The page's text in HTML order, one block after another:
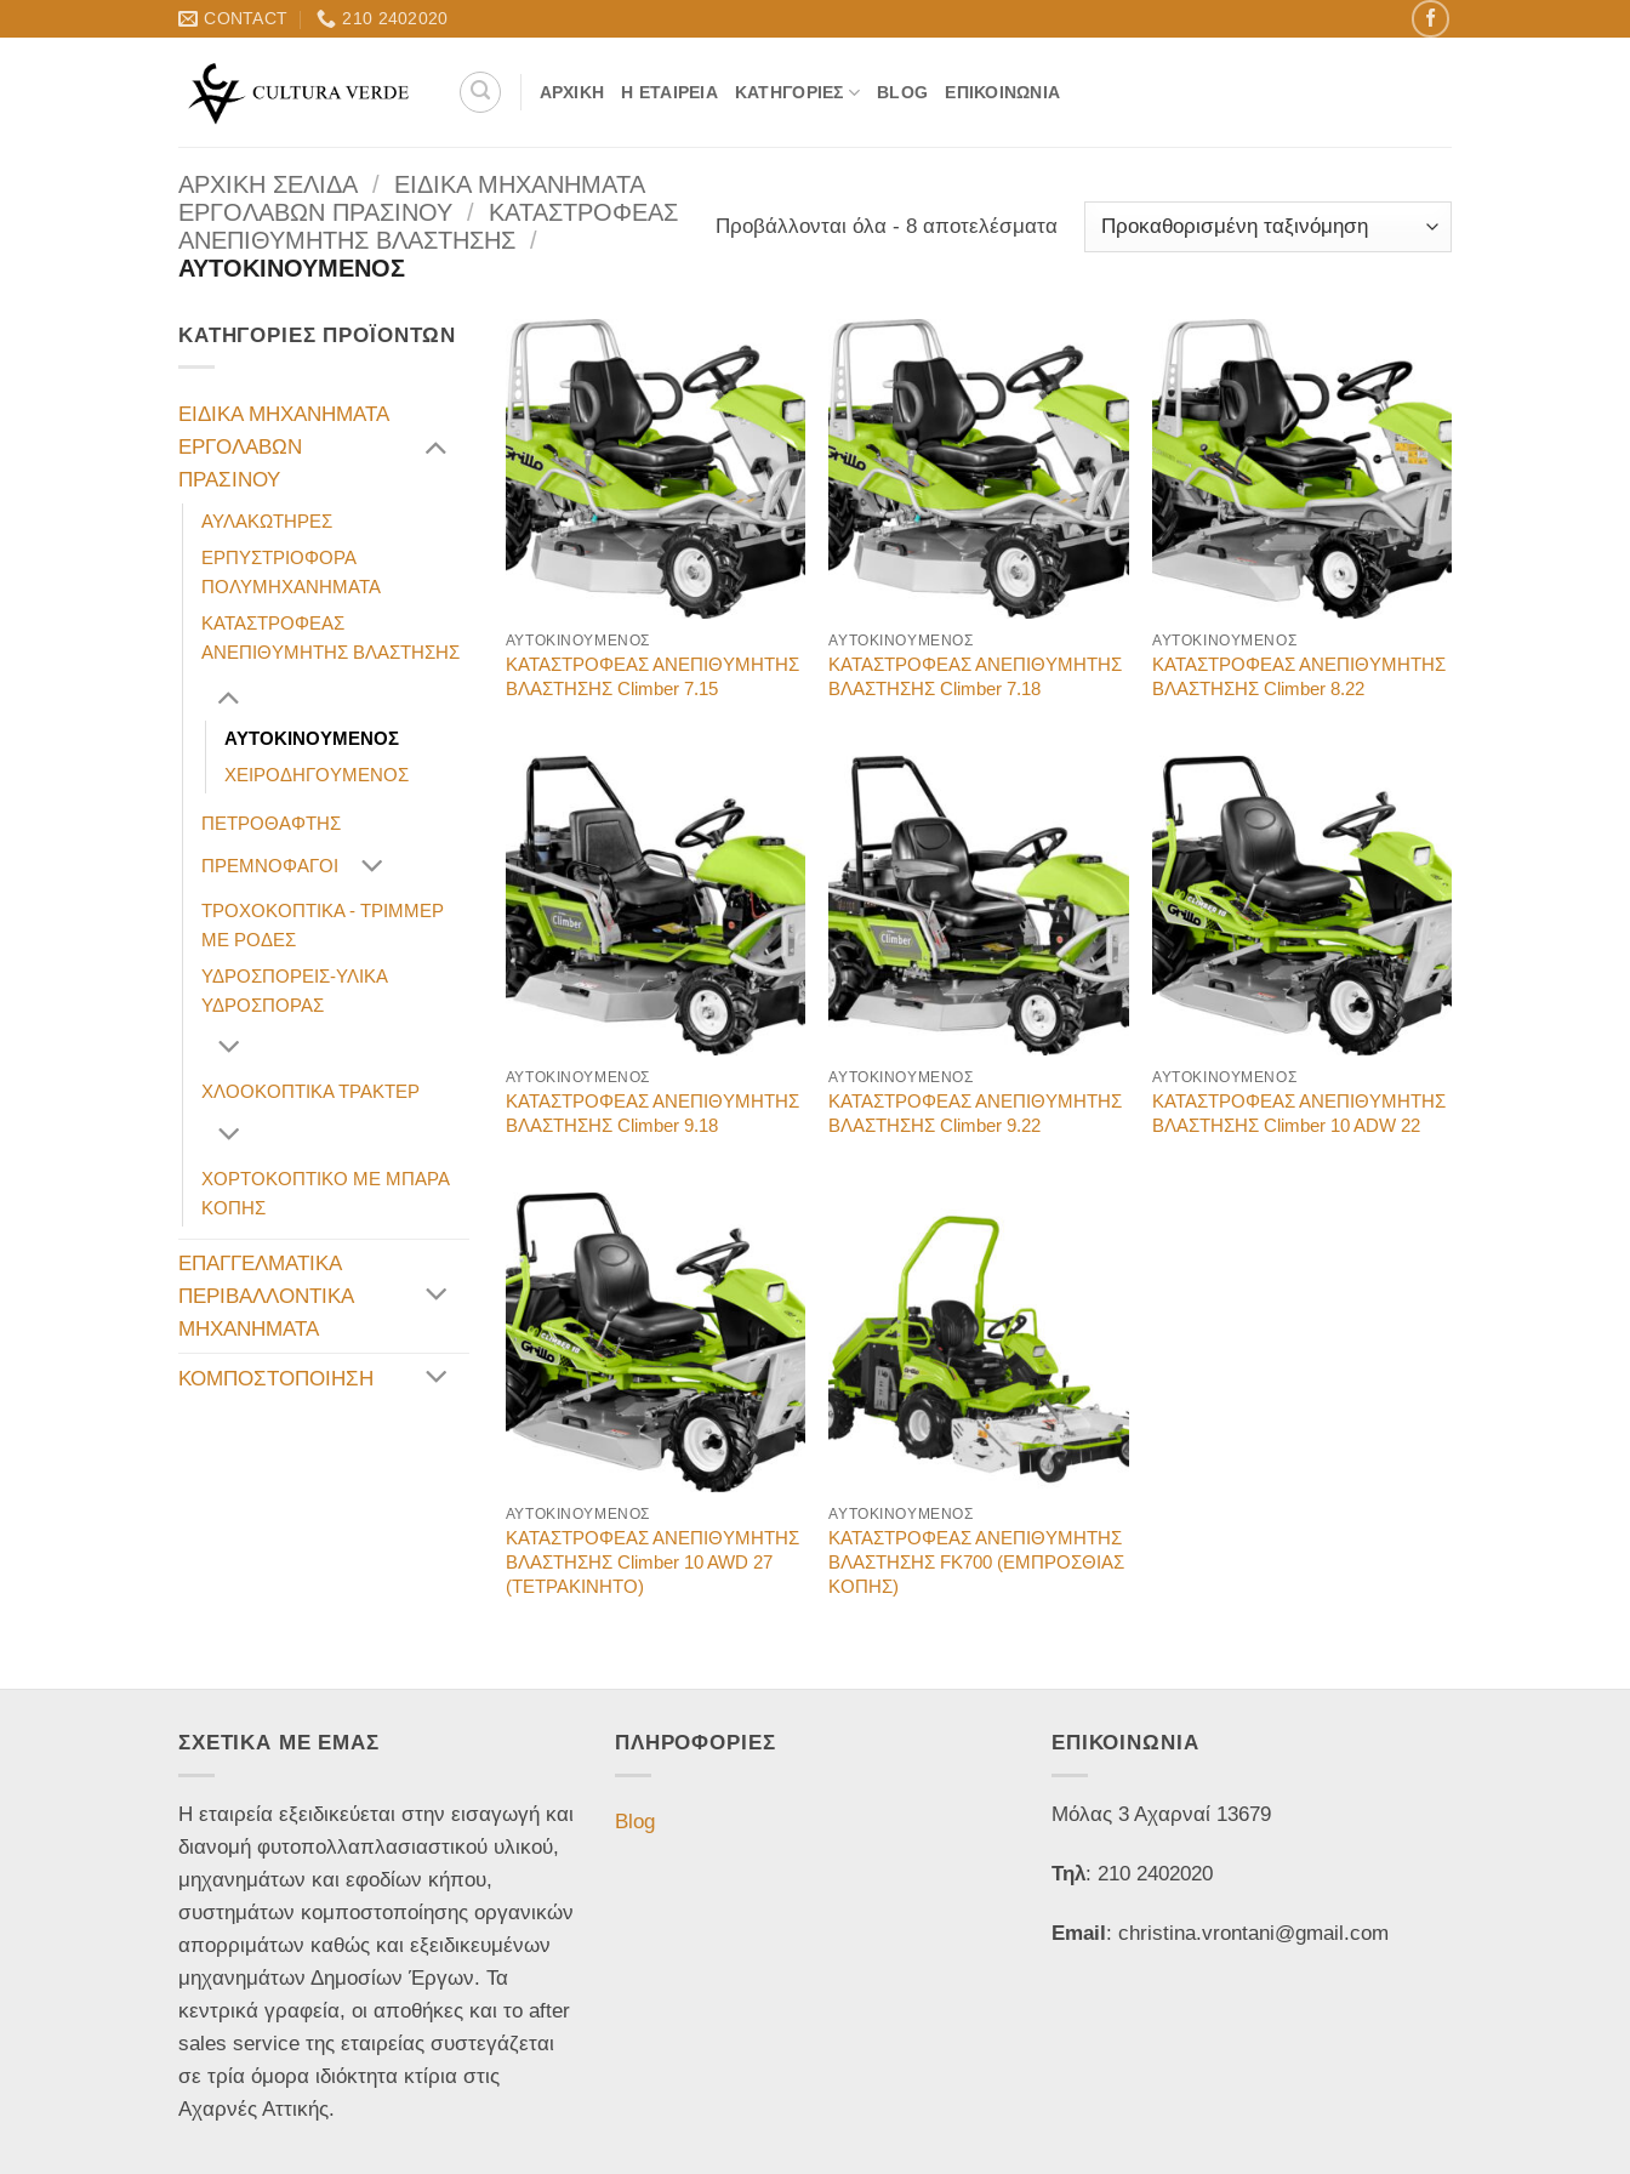
CONTACT 210 2402020
ΑΡΧΙΚΉ Η ΕΤΑΙΡΕΊΑ ΚΑΤΗΓΟΡΊΕΣ BLOG ΕΠΙΚΟΙΝΩΝΊΑ
ΑΡΧΙΚΉ ΣΕΛΊΔΑ / ΕΙΔΙΚΑ ΜΗΧΑΝΗΜΑΤΑ
ΕΡΓΟΛΑΒΩΝ ΠΡΑΣΙΝΟΥ / ΚΑΤΑΣΤΡΟΦΕΑΣ
ΑΝΕΠΙΘΥΜΗΤΗΣ ΒΛΑΣΤΗΣΗΣ /
ΑΥΤΟΚΙΝΟΥΜΕΝΟΣ
Προβάλλονται όλα - 8 αποτελέσματα
ΚΑΤΗΓΟΡΊΕΣ ΠΡΟΪΌΝΤΩΝ
ΕΙΔΙΚΑ ΜΗΧΑΝΗΜΑΤΑ
ΕΡΓΟΛΑΒΩΝ
ΠΡΑΣΙΝΟΥ
ΑΥΛΑΚΩΤΗΡΕΣ
ΕΡΠΥΣΤΡΙΟΦΟΡΑ
ΠΟΛΥΜΗΧΑΝΗΜΑΤΑ
ΚΑΤΑΣΤΡΟΦΕΑΣ
ΑΝΕΠΙΘΥΜΗΤΗΣ ΒΛΑΣΤΗΣΗΣ
ΑΥΤΟΚΙΝΟΥΜΕΝΟΣ
ΧΕΙΡΟΔΗΓΟΥΜΕΝΟΣ
ΠΕΤΡΟΘΑΦΤΗΣ
ΠΡΕΜΝΟΦΑΓΟΙ
ΤΡΟΧΟΚΟΠΤΙΚΑ - ΤΡΙΜΜΕΡ
ΜΕ ΡΟΔΕΣ
ΥΔΡΟΣΠΟΡΕΙΣ-ΥΛΙΚΑ
ΥΔΡΟΣΠΟΡΑΣ
ΧΛΟΟΚΟΠΤΙΚΑ ΤΡΑΚΤΕΡ
ΧΟΡΤΟΚΟΠΤΙΚΟ ΜΕ ΜΠΑΡΑ
ΚΟΠΗΣ
ΕΠΑΓΓΕΛΜΑΤΙΚΑ
ΠΕΡΙΒΑΛΛΟΝΤΙΚΑ
ΜΗΧΑΝΗΜΑΤΑ
ΚΟΜΠΟΣΤΟΠΟΙΗΣΗ
ΑΥΤΟΚΙΝΟΥΜΕΝΟΣ
ΚΑΤΑΣΤΡΟΦΕΑΣ ΑΝΕΠΙΘΥΜΗΤΗΣ
ΒΛΑΣΤΗΣΗΣ Climber 7.15
ΑΥΤΟΚΙΝΟΥΜΕΝΟΣ
ΚΑΤΑΣΤΡΟΦΕΑΣ ΑΝΕΠΙΘΥΜΗΤΗΣ
ΒΛΑΣΤΗΣΗΣ Climber 7.18
ΑΥΤΟΚΙΝΟΥΜΕΝΟΣ
ΚΑΤΑΣΤΡΟΦΕΑΣ ΑΝΕΠΙΘΥΜΗΤΗΣ
ΒΛΑΣΤΗΣΗΣ Climber 8.22
ΑΥΤΟΚΙΝΟΥΜΕΝΟΣ
ΚΑΤΑΣΤΡΟΦΕΑΣ ΑΝΕΠΙΘΥΜΗΤΗΣ
ΒΛΑΣΤΗΣΗΣ Climber 9.18
ΑΥΤΟΚΙΝΟΥΜΕΝΟΣ
ΚΑΤΑΣΤΡΟΦΕΑΣ ΑΝΕΠΙΘΥΜΗΤΗΣ
ΒΛΑΣΤΗΣΗΣ Climber 9.22
ΑΥΤΟΚΙΝΟΥΜΕΝΟΣ
ΚΑΤΑΣΤΡΟΦΕΑΣ ΑΝΕΠΙΘΥΜΗΤΗΣ
ΒΛΑΣΤΗΣΗΣ Climber 10 ADW 22
ΑΥΤΟΚΙΝΟΥΜΕΝΟΣ
ΚΑΤΑΣΤΡΟΦΕΑΣ ΑΝΕΠΙΘΥΜΗΤΗΣ
ΒΛΑΣΤΗΣΗΣ Climber 10 AWD 27
(ΤΕΤΡΑΚΙΝΗΤΟ)
ΑΥΤΟΚΙΝΟΥΜΕΝΟΣ
ΚΑΤΑΣΤΡΟΦΕΑΣ ΑΝΕΠΙΘΥΜΗΤΗΣ
ΒΛΑΣΤΗΣΗΣ FK700 (ΕΜΠΡΟΣΘΙΑΣ
ΚΟΠΗΣ)
ΣΧΕΤΙΚΑ ΜΕ ΕΜΑΣ
Η εταιρεία εξειδικεύεται στην εισαγωγή και
διανομή φυτοπολλαπλασιαστικού υλικού,
μηχανημάτων και εφοδίων κήπου,
συστημάτων κομποστοποίησης οργανικών
απορριμάτων καθώς και εξειδικευμένων
μηχανημάτων Δημοσίων Έργων. Τα
κεντρικά γραφεία, οι αποθήκες και το after
sales service της εταιρείας συστεγάζεται
σε τρία όμορα ιδιόκτητα κτίρια στις
Αχαρνές Αττικής.
ΠΛΗΡΟΦΟΡΙΕΣ
Blog
ΕΠΙΚΟΙΝΩΝΙΑ
Μόλας 3 Αχαρναί 13679
Τηλ: 210 2402020
Email : christina.vrontani@gmail.com